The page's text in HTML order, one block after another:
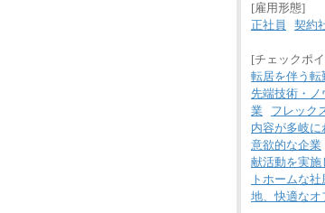
[雇用形態]
正社員
契約
[チェックポ
転居を伴う転
先端技術・ノ
業
フレック
内容が多岐
意欲的な企業
献活動を実施
トホームな
地、快適なオ